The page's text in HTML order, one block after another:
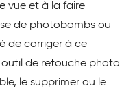
vue et à la faire
de photobombs ou
de corriger à ce
outil de retouche photo
le supprimer ou le